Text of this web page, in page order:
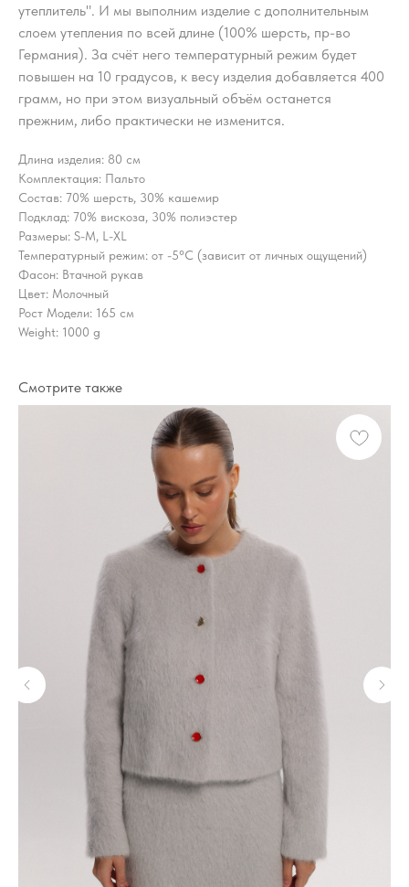
утеплитель". И мы выполним изделие с дополнительным
слоем утепления по всей длине (100% шерсть, пр-во
Германия). За счёт него температурный режим будет
повышен на 10 градусов, к весу изделия добавляется 400
грамм, но при этом визуальный объём останется
прежним, либо практически не изменится.
Длина изделия: 80 см
Комплектация: Пальто
Состав: 70% шерсть, 30% кашемир
Подклад: 70% вискоза, 30% полиэстер
Размеры: S-M, L-XL
Температурный режим: от -5°C (зависит от личных ощущений)
Фасон: Втачной рукав
Цвет: Молочный
Рост Модели: 165 см
Weight: 1000 g
Смотрите также